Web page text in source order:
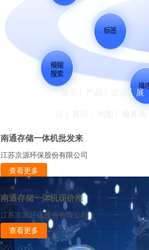
南通存储一体机批发来
江苏京源环保股份有限公司
查看更多
南通存储一体机现价推
江苏京源环保股份有限公司
查看更多
展